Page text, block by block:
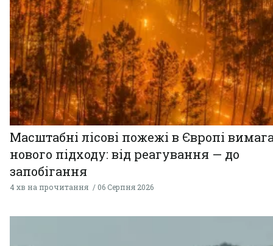
Масштабні лісові пожежі в Європі
нового підходу: від реагування — до
запобігання
4 хв на прочитання 06 Серпня 2026